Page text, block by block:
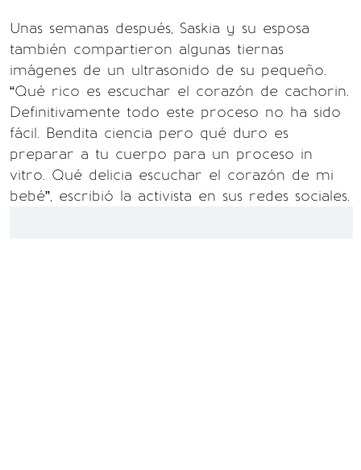
Unas semanas después, Saskia y su esposa
también compartieron algunas tiernas
imágenes de un ultrasonido de su pequeño.
“Qué rico es escuchar el corazón de cachorin.
Definitivamente todo este proceso no ha sido
fácil. Bendita ciencia pero qué duro es
preparar a tu cuerpo para un proceso in
vitro. Qué delicia escuchar el corazón de mi
bebé”, escribió la activista en sus redes sociales.